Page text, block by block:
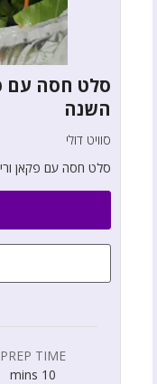
סלט חסה עם
השנה
סוויט דולי
סלט חסה עם פקאן
PREP TIME
10
mins